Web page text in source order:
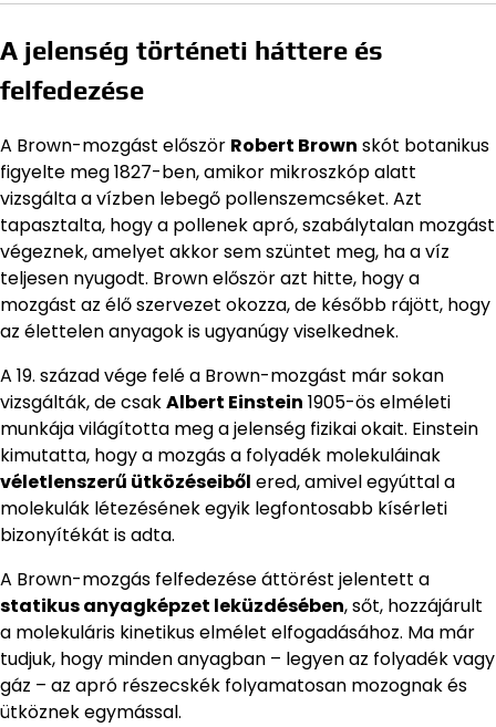
A jelenség történeti háttere és
felfedezése
A Brown-mozgást először Robert Brown skót botanikus
figyelte meg 1827-ben, amikor mikroszkóp alatt
vizsgálta a vízben lebegő pollenszemcséket. Azt
tapasztalta, hogy a pollenek apró, szabálytalan mozgást
végeznek, amelyet akkor sem szüntet meg, ha a víz
teljesen nyugodt. Brown először azt hitte, hogy a
mozgást az élő szervezet okozza, de később rájött, hogy
az élettelen anyagok is ugyanúgy viselkednek.
A 19. század vége felé a Brown-mozgást már sokan
vizsgálták, de csakAlbert Einstein 1905-ös elméleti
munkája világította meg a jelenség fizikai okait. Einstein
kimutatta, hogy a mozgás a folyadék molekuláinak
véletlenszerű ütközéseiből ered, amivel egyúttal a
molekulák létezésének egyik legfontosabb kísérleti
bizonyítékát is adta.
A Brown-mozgás felfedezése áttörést jelentett a
statikus anyagképzet leküzdésében, sőt, hozzájárult
a molekuláris kinetikus elmélet elfogadásához. Ma már
tudjuk, hogy minden anyagban – legyen az folyadék vagy
gáz – az apró részecskék folyamatosan mozognak és
ütköznek egymással.